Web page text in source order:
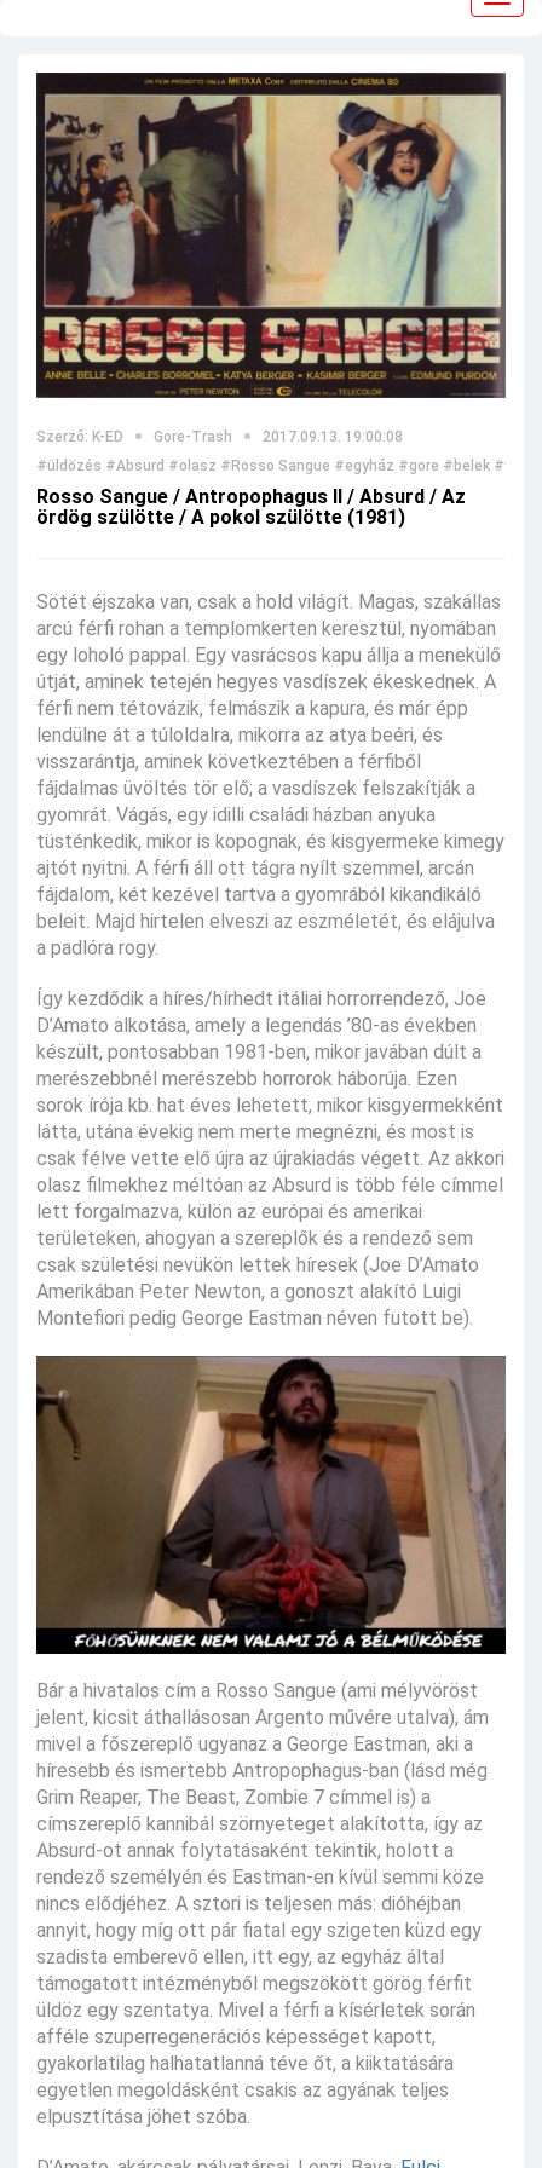
Szerző: K-ED Gore-Trash
2017.09.13. 19:00:08
#üldözés #Absurd #olasz #Rosso Sangue #egyház #gore #belek #vér
Rosso Sangue / Antropophagus II / Absurd / Az
ördög szülötte / A pokol szülötte (1981)
Sötét éjszaka van, csak a hold világít. Magas, szakállas
arcú férfi rohan a templomkerten keresztül, nyomában
egy loholó pappal. Egy vasrácsos kapu állja a menekülő
útját, aminek tetején hegyes vasdíszek ékeskednek. A
férfi nem tétovázik, felmászik a kapura, és már épp
lendülne át a túloldalra, mikorra az atya beéri, és
visszarántja, aminek következtében a férfiből
fájdalmas üvöltés tör elő; a vasdíszek felszakítják a
gyomrát. Vágás, egy idilli családi házban anyuka
tüsténkedik, mikor is kopognak, és kisgyermeke kimegy
ajtót nyitni. A férfi áll ott tágra nyílt szemmel, arcán
fájdalom, két kezével tartva a gyomrából kikandikáló
beleit. Majd hirtelen elveszi az eszméletét, és elájulva
a padlóra rogy.
Így kezdődik a híres/hírhedt itáliai horrorrendező, Joe
D’Amato alkotása, amely a legendás ’80-as években
készült, pontosabban 1981-ben, mikor javában dúlt a
merészebbnél merészebb horrorok háborúja. Ezen
sorok írója kb. hat éves lehetett, mikor kisgyermekként
látta, utána évekig nem merte megnézni, és most is
csak félve vette elő újra az újrakiadás végett. Az akkori
olasz filmekhez méltóan az Absurd is több féle címmel
lett forgalmazva, külön az európai és amerikai
területeken, ahogyan a szereplők és a rendező sem
csak születési nevükön lettek híresek (Joe D’Amato
Amerikában Peter Newton, a gonoszt alakító Luigi
Montefiori pedig George Eastman néven futott be).
Bár a hivatalos cím a Rosso Sangue (ami mélyvöröst
jelent, kicsit áthallásosan Argento művére utalva), ám
mivel a főszereplő ugyanaz a George Eastman, aki a
híresebb és ismertebb Antropophagus-ban (lásd még
Grim Reaper, The Beast, Zombie 7 címmel is) a
címszereplő kannibál szörnyeteget alakította, így az
Absurd-ot annak folytatásaként tekintik, holott a
rendező személyén és Eastman-en kívül semmi köze
nincs elődjéhez. A sztori is teljesen más: dióhéjban
annyit, hogy míg ott pár fiatal egy szigeten küzd egy
szadista emberevő ellen, itt egy, az egyház által
támogatott intézményből megszökött görög férfit
üldöz egy szentatya. Mivel a férfi a kísérletek során
afféle szuperregenerációs képességet kapott,
gyakorlatilag halhatatlanná téve őt, a kiiktatására
egyetlen megoldásként csakis az agyának teljes
elpusztítása jöhet szóba.